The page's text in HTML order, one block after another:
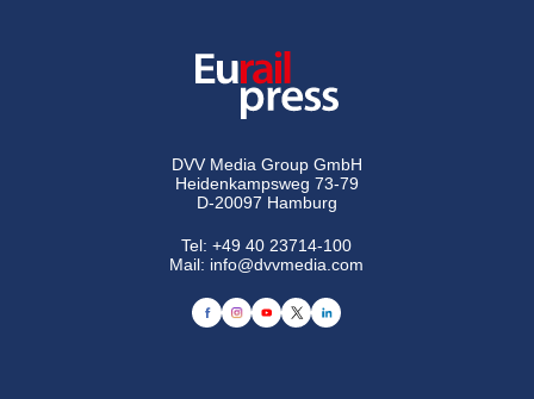
DVV Media Group GmbH
Heidenkampsweg 73-79
D-20097 Hamburg
Tel:+49 40 23714-100
Mail: info@dvvmedia.com